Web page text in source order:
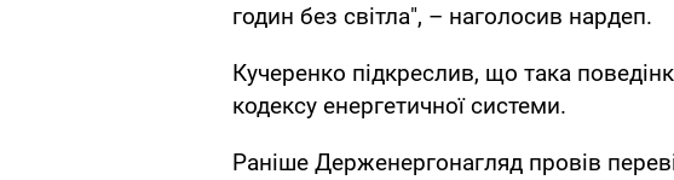
годин без світла", – наголосив нардеп.
Кучеренко підкреслив, що така
кодексу енергетичної системи.
Раніше Держенергонагляд провів